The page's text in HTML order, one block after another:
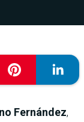
Fernández,